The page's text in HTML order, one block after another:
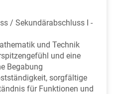
/ Sekundärabschluss I -
und Technik
und eine
Begabung
sorgfältige
für Funktionen und